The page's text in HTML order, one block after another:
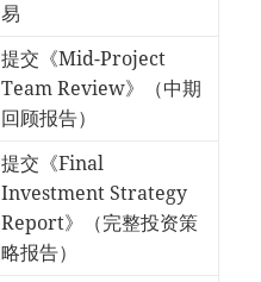
易
提交《Mid-Project
Team Review》（中期
回顾报告）
提交《Final
Investment Strategy
Report》（完整投资策
略报告）